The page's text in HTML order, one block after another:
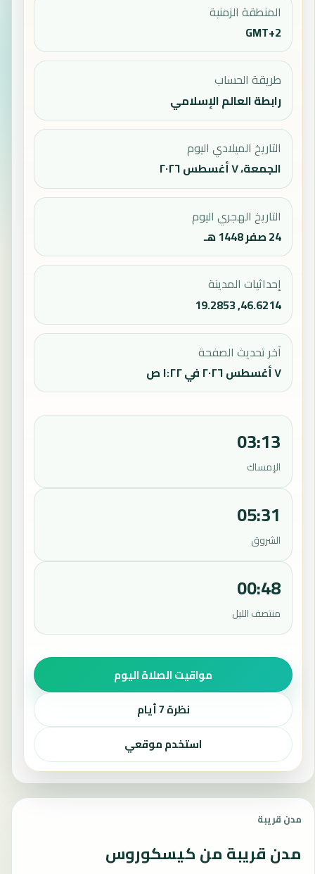
المنطقة الزمنية
GMT+2
طريقة الحساب
رابطة العالم الإسلامي
التاريخ الميلادي اليوم
الجمعة، ٧ أغسطس ٢٠٢٦
التاريخ الهجري اليوم
24 صفر 1448 هـ
إحداثيات المدينة
46.6214, 19.2853
آخر تحديث الصفحة
٧ أغسطس ٢٠٢٦ في ١:٢٢ ص
03:13
الإمساك
05:31
الشروق
00:48
منتصف الليل
مواقيت الصلاة اليوم
نظرة 7 أيام
استخدم موقعي
مدن قريبة
مدن قريبة من كيسكوروس